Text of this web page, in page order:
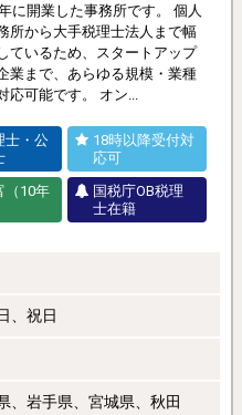
に開業した事務所です。 個人
所から大手税理士法人まで幅
ているため、スタートアップ
業まで、あらゆる規模・業種
応可能です。 オン...
士・公
18時以降受付対
応可
（10年
国税庁OB税理
士在籍
、祝日
、岩手県、宮城県、秋田